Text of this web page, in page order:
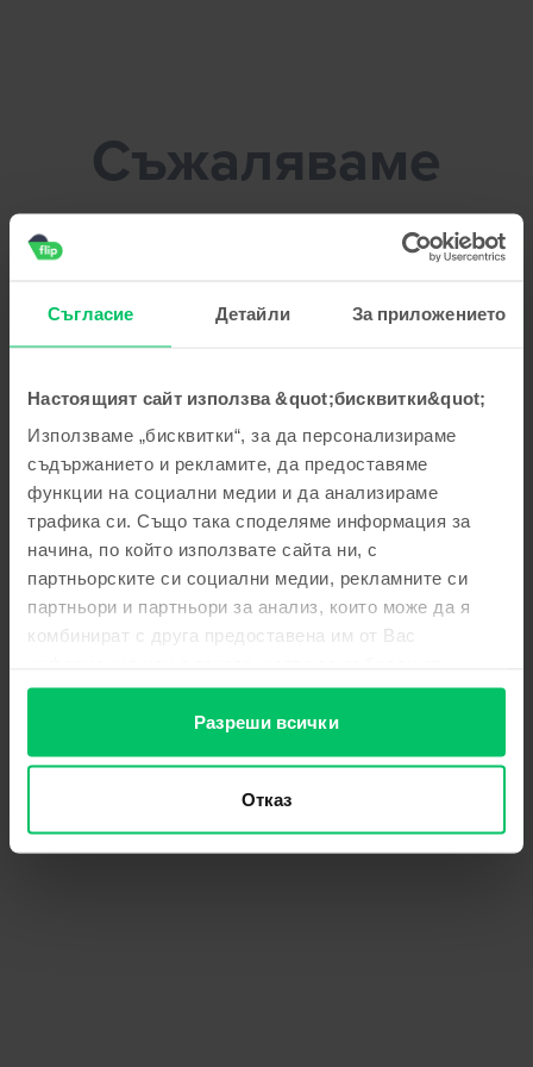
Съгласие Детайли За приложението
Настоящият сайт използва &quot;бисквитки&quot;
Използваме „бисквитки“, за да персонализираме
съдържанието и рекламите, да предоставяме
функции на социални медии и да анализираме
трафика си. Също така споделяме информация за
начина, по който използвате сайта ни, с
партньорските си социални медии, рекламните си
партньори и партньори за анализ, които може да я
комбинират с друга предоставена им от Вас
ползването от Ваша страна на услугите им.
Разреши всички
Отказ
Съжаляваме
Почини си докато оправим този